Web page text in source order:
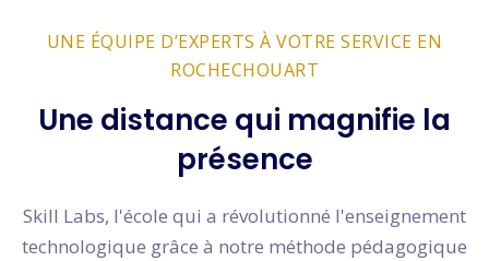
UNE ÉQUIPE D’EXPERTS À VOTRE SERVICE EN
ROCHECHOUART
Une distance qui magnifie la
présence
Skill Labs, l'école qui a révolutionné l'enseignement
technologique grâce à notre méthode pédagogique